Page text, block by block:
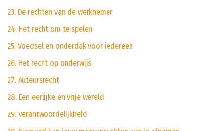
23. De rechten van de werknemer
24. Het recht om te spelen
25. Voedsel en onderdak voor iedereen
26. Het recht op onderwijs
27. Auteursrecht
28. Een eerlijke en vrije wereld
29. Verantwoordelijkheid